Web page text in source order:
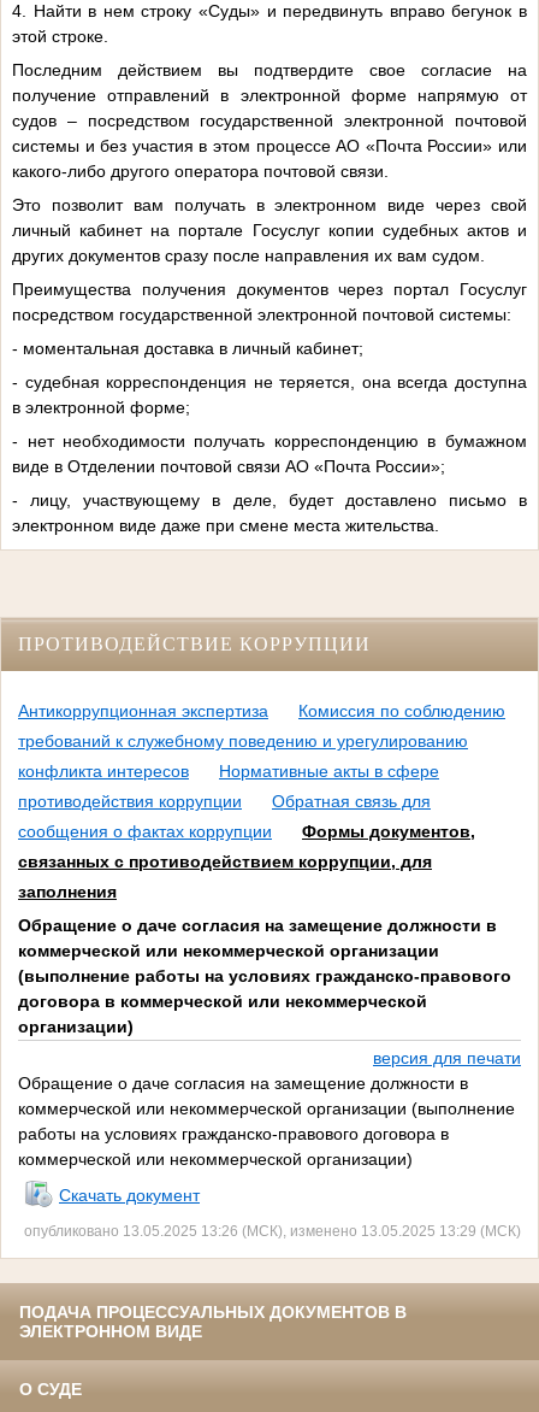
4. Найти в нем строку «Суды» и передвинуть вправо бегунок в
этой строке.
Последним действием вы подтвердите свое согласие на
получение отправлений в электронной форме напрямую от
судов – посредством государственной электронной почтовой
системы и без участия в этом процессе АО «Почта России» или
какого-либо другого оператора почтовой связи.
Это позволит вам получать в электронном виде через свой
личный кабинет на портале Госуслуг копии судебных актов и
других документов сразу после направления их вам судом.
Преимущества получения документов через портал Госуслуг
посредством государственной электронной почтовой системы:
- моментальная доставка в личный кабинет;
- судебная корреспонденция не теряется, она всегда доступна
в электронной форме;
- нет необходимости получать корреспонденцию в бумажном
виде в Отделении почтовой связи АО «Почта России»;
- лицу, участвующему в деле, будет доставлено письмо в
электронном виде даже при смене места жительства.
ПРОТИВОДЕЙСТВИЕ КОРРУПЦИИ
Антикоррупционная экспертиза
Комиссия по соблюдению
требований к служебному поведению и урегулированию
конфликта интересов
Нормативные акты в сфере
противодействия коррупции
Обратная связь для
сообщения о фактах коррупции
Формы документов,
связанных с противодействием коррупции, для
заполнения
Обращение о даче согласия на замещение должности в
коммерческой или некоммерческой организации
(выполнение работы на условиях гражданско-правового
договора в коммерческой или некоммерческой
организации)
версия для печати
Обращение о даче согласия на замещение должности в
коммерческой или некоммерческой организации (выполнение
работы на условиях гражданско-правового договора в
коммерческой или некоммерческой организации)
Скачать документ
опубликовано 13.05.2025 13:26 (МСК), изменено 13.05.2025 13:29 (МСК)
ПОДАЧА ПРОЦЕССУАЛЬНЫХ ДОКУМЕНТОВ В
ЭЛЕКТРОННОМ ВИДЕ
О СУДЕ